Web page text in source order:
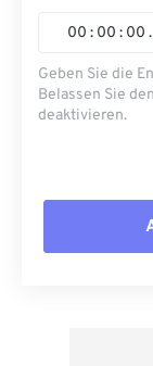
00 : 00 : 00 .
Geben Sie die
Belassen Sie
deaktivieren.